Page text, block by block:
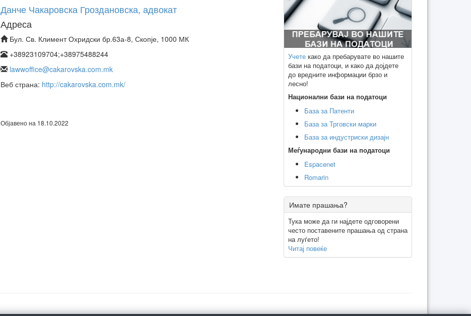
Данче Чакаровска Гроздановска, адвокат
Адреса
Бул. Св. Климент Охридски бр.63а-8, Скопје, 1000 МК
+38923109704;+38975488244
lawwoffice@cakarovska.com.mk
Веб страна: http://cakarovska.com.mk/
Објавено на 18.10.2022
Учете како да пребарувате во нашите
бази на податоци, и како да дојдете
до вредните информации брзо и
лесно!
Национални бази на податоци
База за Патенти
База за Трговски марки
База за индустриски дизајн
Меѓународни бази на податоци
Espacenet
Romarin
Имате прашања?
Тука може да ги најдете одговорени
често поставените прашања од страна
на луѓето!
Читај повеќе